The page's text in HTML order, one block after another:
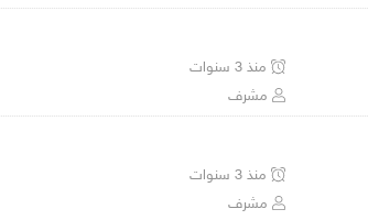
منذ 3 سنوات
مشرف
منذ 3 سنوات
مشرف